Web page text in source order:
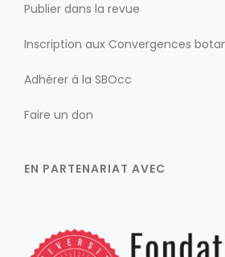
Publier dans la revue
Inscription aux Convergences
Adhérer à la SBOcc
Faire un don
EN PARTENARIAT AVEC